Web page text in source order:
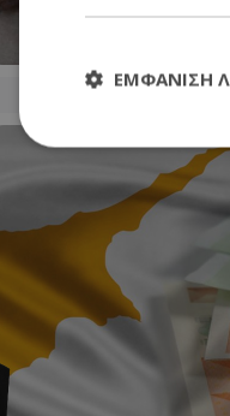
ΕΜΦΆΝΙΣΗ
Τα απολύτως
διαχείριση
Ονοματεπώνυμο
usprivacy